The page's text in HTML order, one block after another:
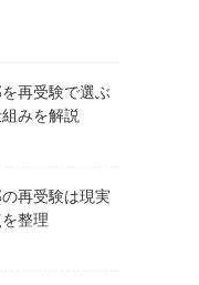
再受験で選ぶ
みを解説
再受験は現実
整理